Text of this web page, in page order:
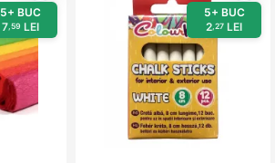
5+ BUC
7,59 LEI
5+ BUC
2 ,27 LEI